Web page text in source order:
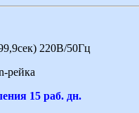
220В/50Гц
рейка
15 раб. дн.